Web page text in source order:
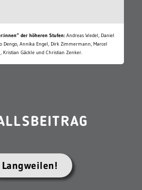
der höheren Stufen: Andreas Wedel, Daniel
Dengo, Annika Engel, Dirk Zimmermann, Marcel
Kristian Gäckle und Christian Zenker.
Langweilen!